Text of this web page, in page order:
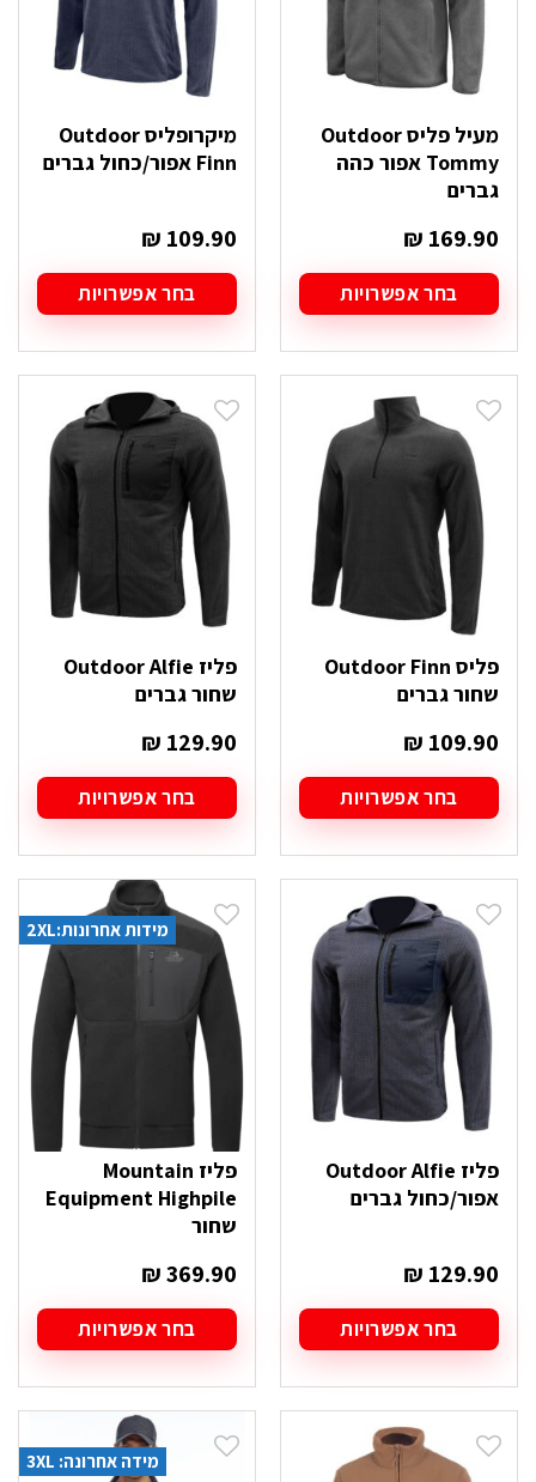
המוצר
מעיל פליס Outdoor
Tommy אפור כהה
גברים
₪ 169.90
בחר אפשרויות
זה
יש
סוגים.
לבחור
את
האפשרויות
בעמוד
המוצר
מיקרופליס Outdoor
Finn אפור/כחול גברים
₪ 109.90
בחר אפשרויות
זה
יש
סוגים.
ניתן
לבחור
את
האפשרויות
בעמוד
המוצר
פליס Outdoor Finn
שחור גברים
₪ 109.90
בחר אפשרויות
זה
יש
סוגים.
ניתן
לבחור
את
האפשרויות
בעמוד
המוצר
פליז Outdoor Alfie
שחור גברים
₪ 129.90
בחר אפשרויות
זה
יש
סוגים.
ניתן
לבחור
את
האפשרויות
בעמוד
המוצר
פליז Outdoor Alfie
אפור/כחול גברים
₪ 129.90
בחר אפשרויות
זה
יש
סוגים.
מידות אחרונות:2XL
פליז Mountain
Equipment Highpile
שחור
₪369.90
בחר אפשרויות
זה
יש
סוגים.
מידה אחרונה: 3XL